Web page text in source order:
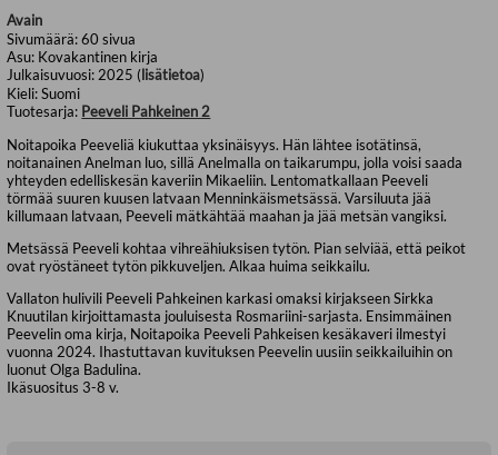
Avain
Sivumäärä:60 sivua
Asu: Kovakantinen kirja
Julkaisuvuosi:2025 (lisätietoa)
Kieli:Suomi
Tuotesarja: Peeveli Pahkeinen 2
Noitapoika Peeveliä kiukuttaa yksinäisyys. Hän lähtee isotätinsä,
noitanainen Anelman luo, sillä Anelmalla on taikarumpu, jolla voisi saada
yhteyden edelliskesän kaveriin Mikaeliin. Lentomatkallaan Peeveli
törmää suuren kuusen latvaan Menninkäismetsässä. Varsiluuta jää
killumaan latvaan, Peeveli mätkähtää maahan ja jää metsän vangiksi.
Metsässä Peeveli kohtaa vihreähiuksisen tytön. Pian selviää, että peikot
ovat ryöstäneet tytön pikkuveljen. Alkaa huima seikkailu.
Vallaton hulivili Peeveli Pahkeinen karkasi omaksi kirjakseen Sirkka
Knuutilan kirjoittamasta jouluisesta Rosmariini-sarjasta. Ensimmäinen
Peevelin oma kirja, Noitapoika Peeveli Pahkeisen kesäkaveri ilmestyi
vuonna 2024. Ihastuttavan kuvituksen Peevelin uusiin seikkailuihin on
luonut Olga Badulina.
Ikäsuositus 3-8 v.